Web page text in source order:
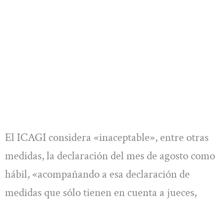
El ICAGI considera «inaceptable», entre otras
medidas, la declaración del mes de agosto como
hábil, «acompañando a esa declaración de
medidas que sólo tienen en cuenta a jueces,